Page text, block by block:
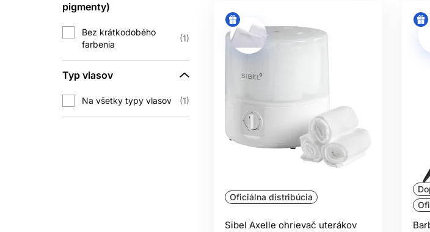
pigmenty)
Bez krátkodobého
farbenia
1
Typ vlasov
Na všetky typy vlasov 1
Oficiálna distribúcia
Sibel Axelle ohrievač uterákov